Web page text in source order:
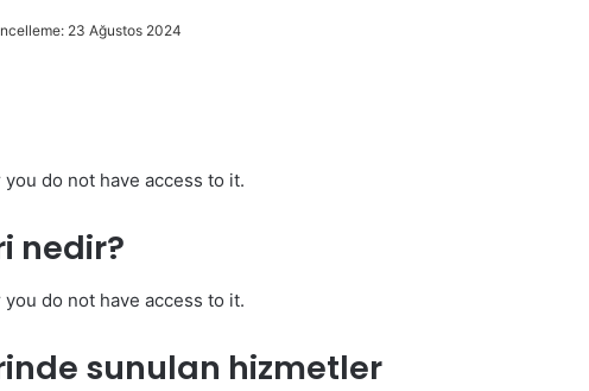
23 Ağustos 2024
do not have access to it.
nedir?
do not have access to it.
sunulan hizmetler